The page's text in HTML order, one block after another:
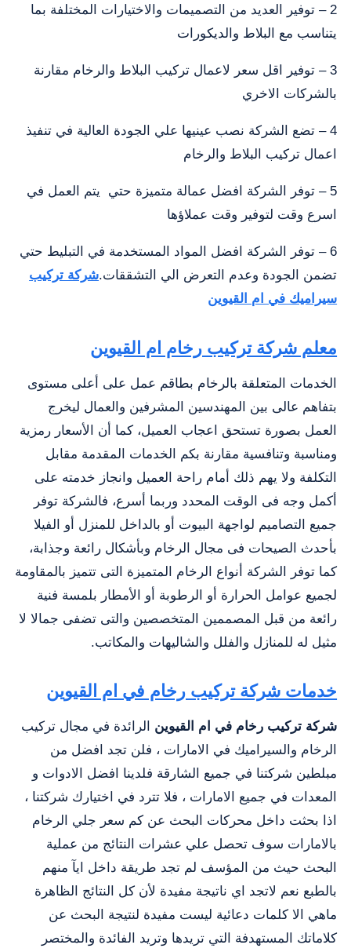
2 – توفير العديد من التصميمات والاختيارات المختلفة بما
يتناسب مع البلاط والديكورات
3 – توفير اقل سعر لاعمال تركيب البلاط والرخام مقارنة
بالشركات الاخري
4 – تضع الشركة نصب عينيها علي الجودة العالية في تنفيذ
اعمال تركيب البلاط والرخام
5 – توفر الشركة افضل عمالة متميزة حتي يتم العمل في
اسرع وقت لتوفير وقت عملاؤها
6 – توفر الشركة افضل المواد المستخدمة في التبليط حتي
تضمن الجودة وعدم التعرض الي التشققات.شركة تركيب
سيراميك في ام القيوين
معلم شركة تركيب رخام ام القيوين
الخدمات المتعلقة بالرخام بطاقم عمل على أعلى مستوى
بتفاهم عالى بين المهندسين المشرفين والعمال ليخرج
العمل بصورة تستحق اعجاب العميل، كما أن الأسعار رمزية
ومناسبة وتنافسية مقارنة بكم الخدمات المقدمة مقابل
التكلفة ولا يهم ذلك أمام راحة العميل وانجاز خدمته على
أكمل وجه فى الوقت المحدد وربما أسرع، فالشركة توفر
جميع التصاميم لواجهة البيوت أو بالداخل للمنزل أو الفيلا
بأحدث الصيحات فى مجال الرخام وبأشكال رائعة وجذابة،
كما توفر الشركة أنواع الرخام المتميزة التى تتميز بالمقاومة
لجميع عوامل الحرارة أو الرطوبة أو الأمطار بلمسة فنية
رائعة من قبل المصممين المتخصصين والتى تضفى جمالا لا
مثيل له للمنازل والفلل والشاليهات والمكاتب.
خدمات شركة تركيب رخام في ام القيوين
شركة تركيب رخام في ام القيوين الرائدة في مجال تركيب
الرخام والسيراميك في الامارات ، فلن تجد افضل من
مبلطين شركتنا في جميع الشارقة فلدينا افضل الادوات و
المعدات في جميع الامارات ، فلا تترد في اختيارك شركتنا ،
اذا بحثت داخل محركات البحث عن كم سعر جلي الرخام
بالامارات سوف تحصل علي عشرات النتائج من عملية
البحث حيث من المؤسف لم تجد طريقة داخل ايآ منهم
بالطبع نعم لاتجد اي ناتيجة مفيدة لأن كل النتائج الظاهرة
ماهي الا كلمات دعائية ليست مفيدة لنتيجة البحث عن
كلاماتك المستهدفة التي تريدها وتريد الفائدة والمختصر